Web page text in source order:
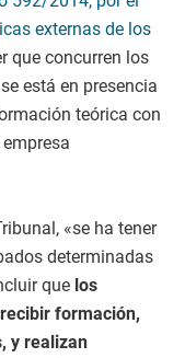
externas de los
que concurren los
está en presencia
teórica con
«se ha tener
determinadas
que los
formación,
y realizan